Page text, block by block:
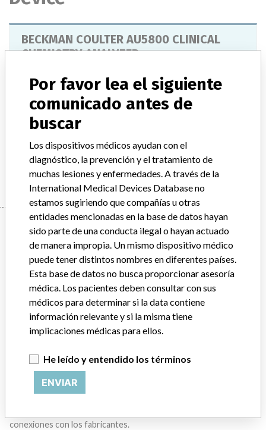
BECKMAN COULTER AU5800 CLINICAL
CHEMISTRY ANALYZER
Modelo / Serial
Descripción del producto
Manufacturer BECKMAN COULTER CANADA L.P.
Manufacturer
BECKMAN COULTER CANADA L.P.
Dirección del fabricante
Empresa matriz del fabricante (2017)
Source
ACERCA DE LA BASE DE DATOS
conexiones con los fabricantes.
Por favor lea el siguiente
comunicado antes de
buscar
Los dispositivos médicos ayudan con el
diagnóstico, la prevención y el tratamiento de
muchas lesiones y enfermedades. A través de la
International Medical Devices Database no
estamos sugiriendo que compañías u otras
entidades mencionadas en la base de datos hayan
sido parte de una conducta ilegal o hayan actuado
de manera impropia. Un mismo dispositivo médico
puede tener distintos nombres en diferentes países.
Esta base de datos no busca proporcionar asesoría
médica. Los pacientes deben consultar con sus
médicos para determinar si la data contiene
información relevante y si la misma tiene
implicaciones médicas para ellos.
He leído y entendido los términos
ENVIAR